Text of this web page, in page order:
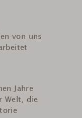
von uns
Jahre
Welt, die